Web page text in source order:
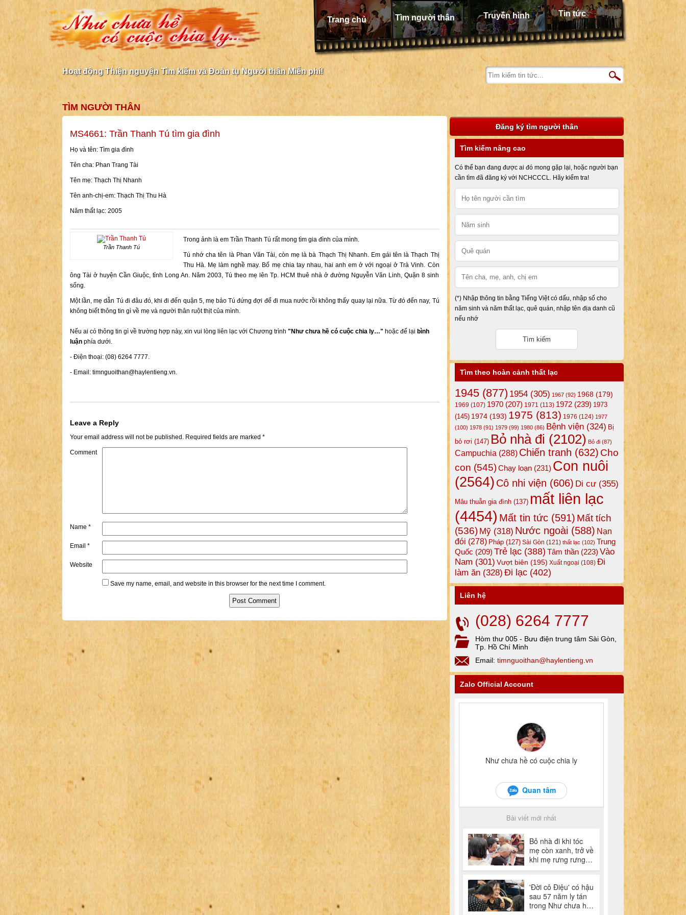
Trang chủ Tìm người thân Truyền hình Tin tức
Hoạt động Thiện nguyện Tìm kiếm và Đoàn tụ Người thân Miễn phí!
TÌM NGƯỜI THÂN
MS4661: Trần Thanh Tú tìm gia đình
Họ và tên: Tìm gia đình
Tên cha: Phan Trang Tài
Tên mẹ: Thạch Thị Nhanh
Tên anh-chị-em: Thạch Thị Thu Hà
Năm thất lạc: 2005
Trần Thanh Tú
Trong ảnh là em Trần Thanh Tú rất mong tìm gia đình của mình.
Tú nhớ cha tên là Phan Văn Tài, còn mẹ là bà Thạch Thị Nhanh. Em gái tên là Thạch Thị
Thu Hà. Mẹ làm nghề may. Bố mẹ chia tay nhau, hai anh em ở với ngoại ở Trà Vinh. Còn
ông Tài ở huyện Cần Giuộc, tỉnh Long An. Năm 2003, Tú theo mẹ lên Tp. HCM thuê nhà ở đường Nguyễn Văn Linh, Quận 8 sinh
sống.
Một lần, mẹ dẫn Tú đi đâu đó, khi đi đến quận 5, mẹ bảo Tú đứng đợi để đi mua nước rồi không thấy quay lại nữa. Từ đó đến nay, Tú
không biết thông tin gì về mẹ và người thân ruột thịt của mình.
Nếu ai có thông tin gì về trường hợp này, xin vui lòng liên lạc với Chương trình "Như chưa hề có cuộc chia ly…" hoặc để lại bình
luận phía dưới.
- Điện thoại: (08) 6264 7777.
- Email: timnguoithan@haylentieng.vn.
Leave a Reply
Your email address will not be published. Required fields are marked *
Comment
Name *
Email *
Website
Save my name, email, and website in this browser for the next time I comment.
Đăng ký tìm người thân
Tìm kiếm nâng cao
Có thể bạn đang được ai đó mong gặp lại, hoặc người bạn
cần tìm đã đăng ký với NCHCCCL. Hãy kiểm tra!
(*) Nhập thông tin bằng Tiếng Việt có dấu, nhập số cho
năm sinh và năm thất lạc, quê quán, nhập tên địa danh cũ
nếu nhớ
Tìm theo hoàn cảnh thất lạc
1945 (877) 1954 (305) 1967 (92) 1968 (179)
1969 (107) 1970 (207) 1971 (113) 1972 (239) 1973
(145) 1974 (193) 1975 (813) 1976 (124) 1977
(100) 1978 (91) 1979 (99) 1980 (86) Bệnh viện (324) Bị
bỏ rơi (147) Bỏ nhà đi (2102) Bỏ đi (87)
Campuchia (288) Chiến tranh (632) Cho
con (545)Chạy loạn (231) Con nuôi
(2564) Cô nhi viện (606) Di cư (355)
Mâu thuẫn gia đình (137) mất liên lạc
(4454) Mất tin tức (591) Mất tích
(536) Mỹ (318) Nước ngoài (588) Nạn
đói (278) Pháp (127) Sài Gòn (121) thất lạc (102) Trung
Quốc (209) Trẻ lạc (388) Tâm thần (223) Vào
Nam (301) Vượt biên (195) Xuất ngoại (108) Đi
làm ăn (328) Đi lạc (402)
Liên hệ
(028) 6264 7777
Hòm thư 005 - Bưu điện trung tâm Sài Gòn,
Tp. Hồ Chí Minh
Email: timnguoithan@haylentieng.vn
Zalo Official Account